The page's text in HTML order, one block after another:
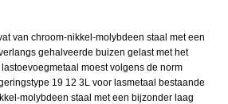
van chroom-nikkel-molybdeen staal met een
gehalveerde buizen gelast met het
moest volgens de norm
19 12 3L voor lasmetaal bestaande
molybdeen staal met een bijzonder laag